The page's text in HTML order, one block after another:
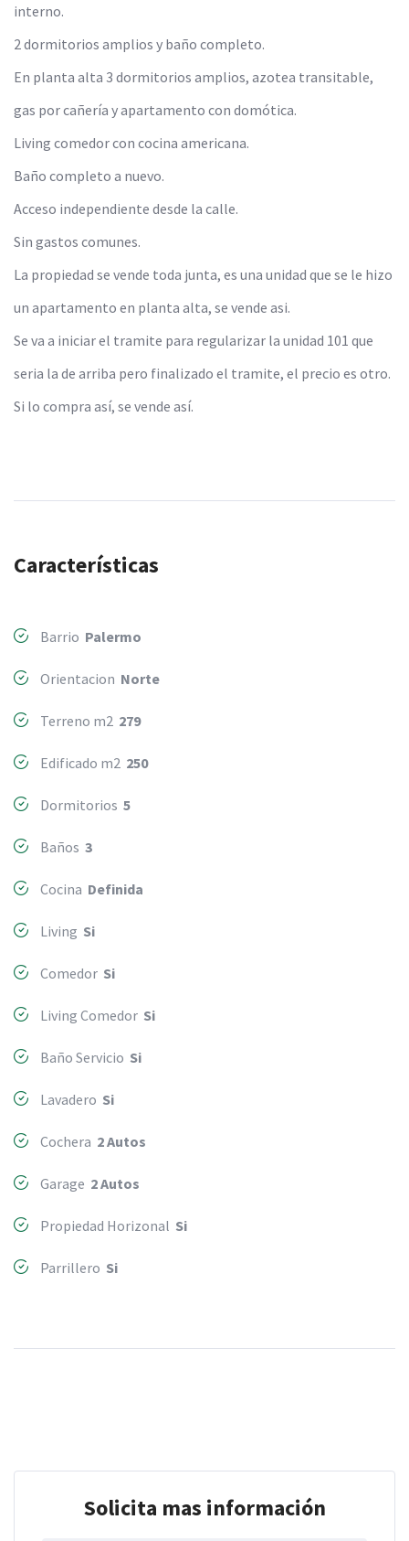
interno.
2 dormitorios amplios y baño completo.
En planta alta 3 dormitorios amplios, azotea transitable,
gas por cañería y apartamento con domótica.
Living comedor con cocina americana.
Baño completo a nuevo.
Acceso independiente desde la calle.
Sin gastos comunes.
La propiedad se vende toda junta, es una unidad que se le hizo
un apartamento en planta alta, se vende asi.
Se va a iniciar el tramite para regularizar la unidad 101 que
seria la de arriba pero finalizado el tramite, el precio es otro.
Si lo compra así, se vende así.
Características
Barrio Palermo
Orientacion Norte
Terreno m2 279
Edificado m2 250
Dormitorios 5
Baños 3
Cocina Definida
Living Si
Comedor Si
Living Comedor Si
Baño Servicio Si
Lavadero Si
Cochera 2 Autos
Garage 2 Autos
Propiedad Horizonal Si
Parrillero Si
Solicita mas información